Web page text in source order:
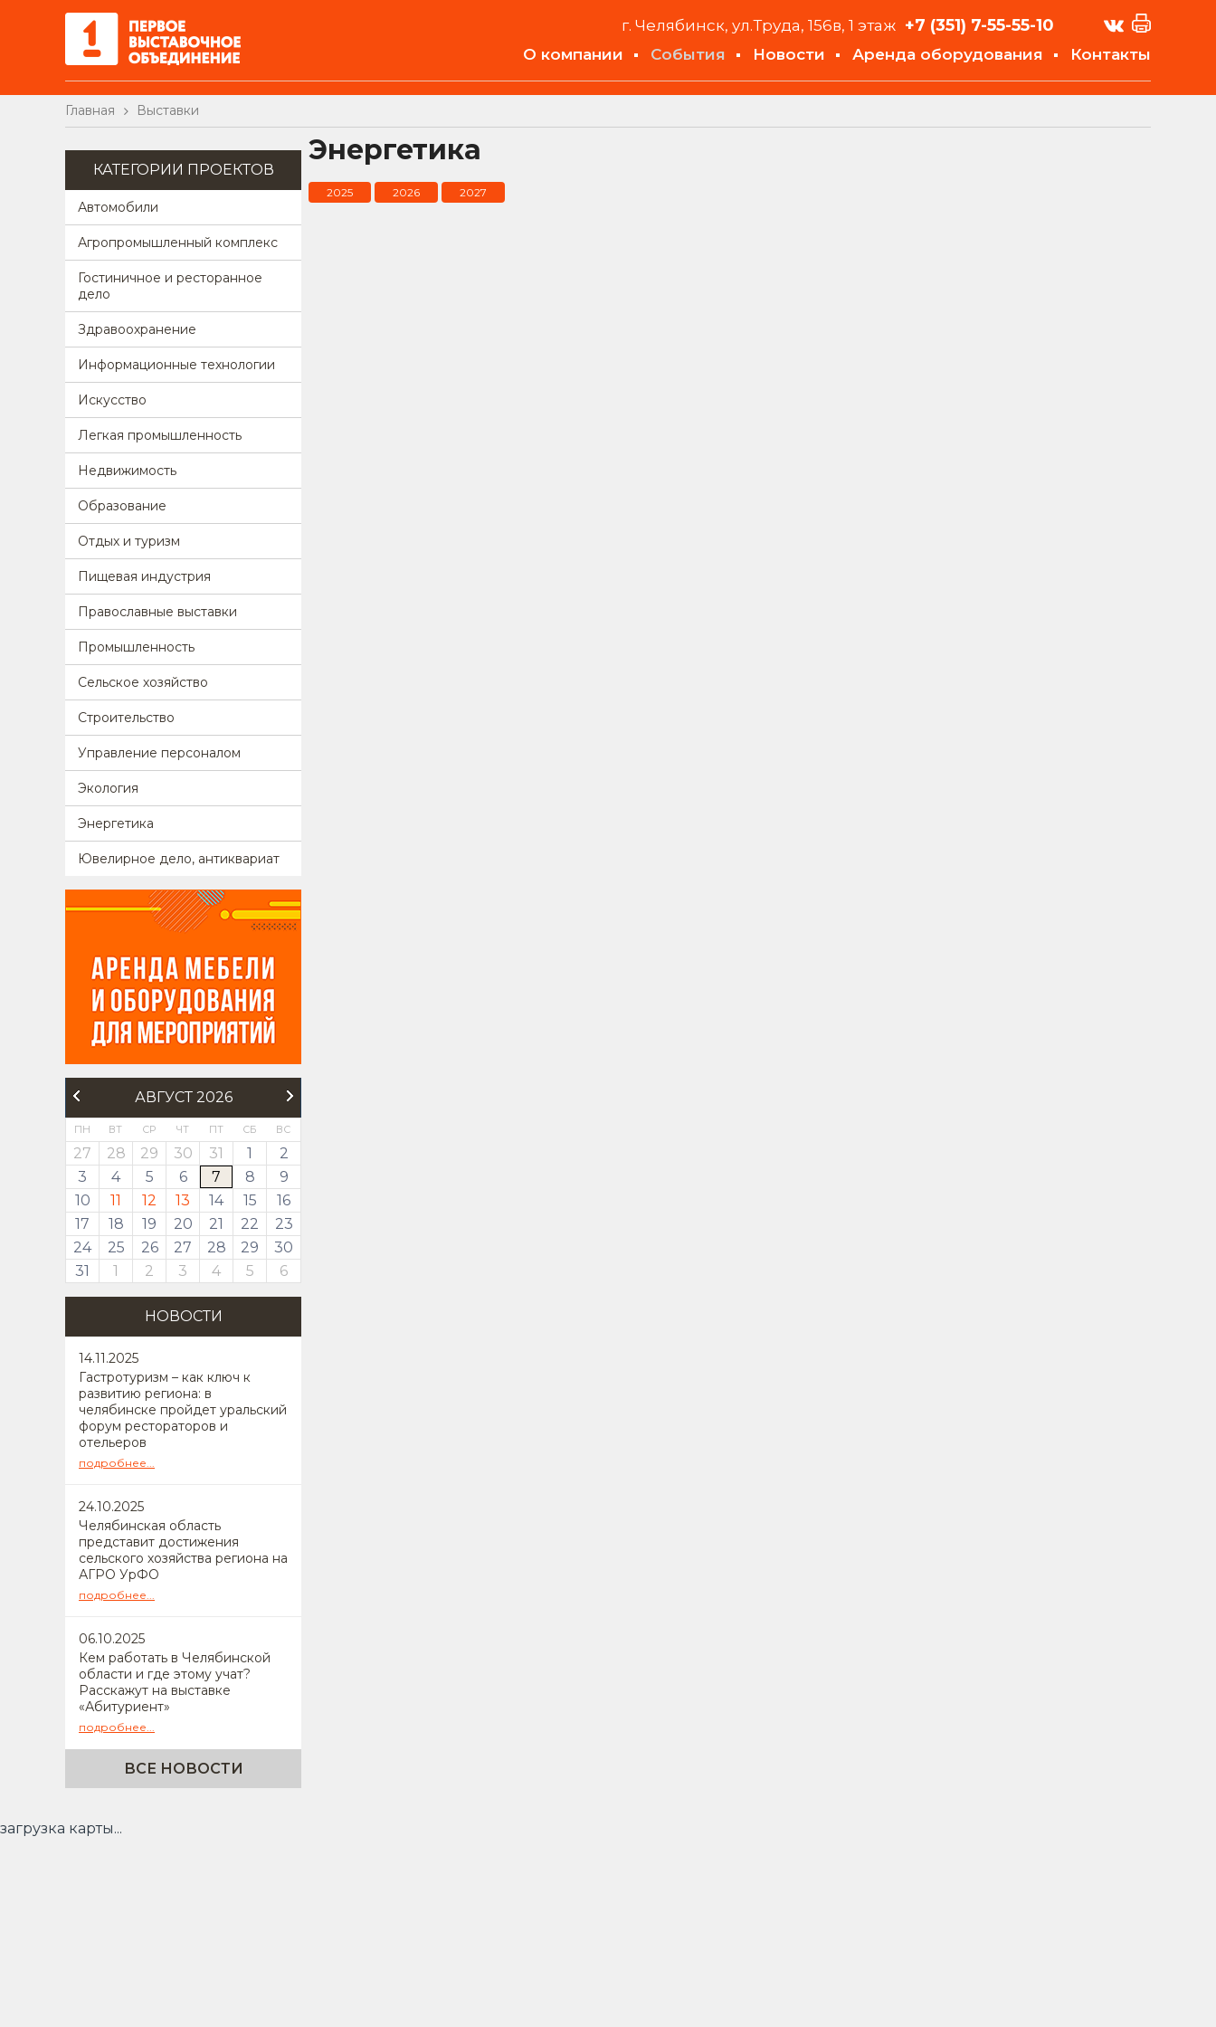
г. Челябинск, ул.Труда, 156в, 1 этаж +7 (351) 7-55-55-10
О компании События Новости Аренда оборудования Контакты
Главная Выставки
КАТЕГОРИИ ПРОЕКТОВ
Автомобили
Агропромышленный комплекс
Гостиничное и ресторанное
дело
Здравоохранение
Информационные технологии
Искусство
Легкая промышленность
Недвижимость
Образование
Отдых и туризм
Пищевая индустрия
Православные выставки
Промышленность
Сельское хозяйство
Строительство
Управление персоналом
Экология
Энергетика
Ювелирное дело, антиквариат
АВГУСТ 2026
ПН ВТ СР ЧТ ПТ СБ ВС
27 28 29 30 31 1
2
3
4 5 6 7 8
9
10
11 12 13 14 15
16
17
18 19 20 21 22
23
24
25 26 27 28 29
30
31
1 2 3 4 5 6
НОВОСТИ
14.11.2025
Гастротуризм – как ключ к
развитию региона: в
челябинске пройдет уральский
форум рестораторов и
отельеров
подробнее...
24.10.2025
Челябинская область
представит достижения
сельского хозяйства региона на
АГРО УрФО
подробнее...
06.10.2025
Кем работать в Челябинской
области и где этому учат?
Расскажут на выставке
«Абитуриент»
подробнее...
ВСЕ НОВОСТИ
Энергетика
2025 2026 2027
загрузка карты...